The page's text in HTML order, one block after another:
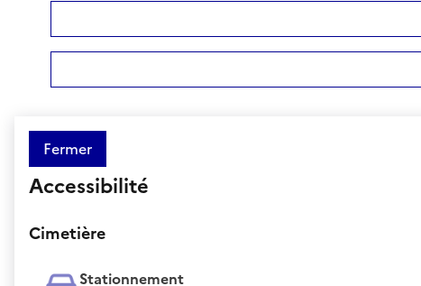
Fermer
Accessibilité
Cimetière
Stationnement